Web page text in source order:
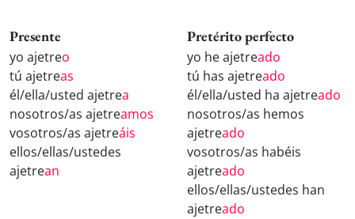
Presente
yo ajetreo
tú ajetreas
él/ella/usted ajetrea
nosotros/as ajetreamos
vosotros/as ajetreáis
ellos/ellas/ustedes
ajetrean
Pretérito perfecto
yo he ajetreado
tú has ajetreado
él/ella/usted ha ajetreado
nosotros/as hemos
ajetreado
vosotros/as habéis
ajetreado
ellos/ellas/ustedes han
ajetreado